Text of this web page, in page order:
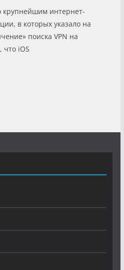
интернет-
в которых указало на
поиска VPN на
что iOS